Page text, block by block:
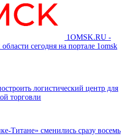
1OMSK.RU -
сегодня на портале 1omsk
логистический центр для
торговли
Титане» сменились сразу восемь